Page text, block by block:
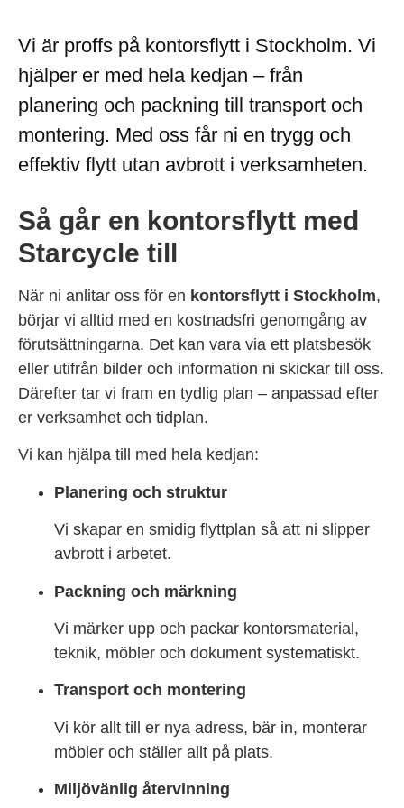
Vi är proffs på kontorsflytt i Stockholm. Vi
hjälper er med hela kedjan – från
planering och packning till transport och
montering. Med oss får ni en trygg och
effektiv flytt utan avbrott i verksamheten.
Så går en kontorsflytt med
Starcycle till
När ni anlitar oss för en kontorsflytt i Stockholm,
börjar vi alltid med en kostnadsfri genomgång av
förutsättningarna. Det kan vara via ett platsbesök
eller utifrån bilder och information ni skickar till oss.
Därefter tar vi fram en tydlig plan – anpassad efter
er verksamhet och tidplan.
Vi kan hjälpa till med hela kedjan:
Planering och struktur
Vi skapar en smidig flyttplan så att ni slipper
avbrott i arbetet.
Packning och märkning
Vi märker upp och packar kontorsmaterial,
teknik, möbler och dokument systematiskt.
Transport och montering
Vi kör allt till er nya adress, bär in, monterar
möbler och ställer allt på plats.
Miljövänlig återvinning